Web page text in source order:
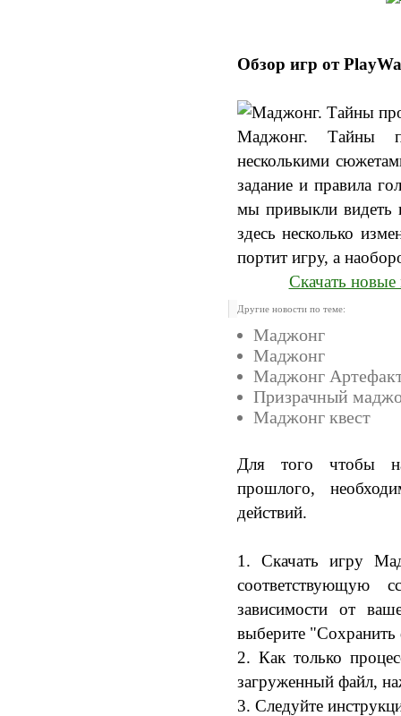
Обзор игр от
Маджонг. Тайны
несколькими
задание и правила
мы привыкли видеть
здесь несколько
портит игру, а
Скачать
Другие новости по теме:
Маджонг
Маджонг
Маджонг
Призрачный
Маджонг квест
Для того чтобы
прошлого,
действий.
1. Скачать игру
соответствующую
зависимости от
выберите
2. Как только
загруженный файл,
3. Следуйте